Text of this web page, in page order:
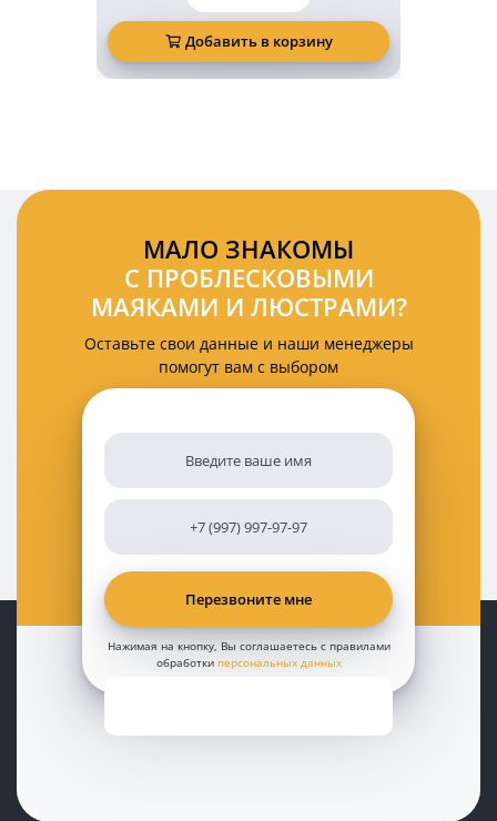
Беспроводной
светодиодный
задний
фонарь
комплект
2
шт
Добавить в корзину
МАЛО ЗНАКОМЫ
С ПРОБЛЕСКОВЫМИ
МАЯКАМИ И ЛЮСТРАМИ?
Оставьте свои данные и наши менеджеры
помогут вам с выбором
Нажимая на кнопку, Вы соглашаетесь с правилами
обработки персональных данных